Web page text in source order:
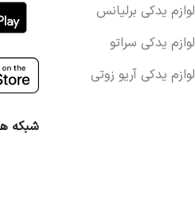
لوازم یدکی برلیانس
لوازم یدکی سراتو
لوازم یدکی آریو زوتی
شبکه